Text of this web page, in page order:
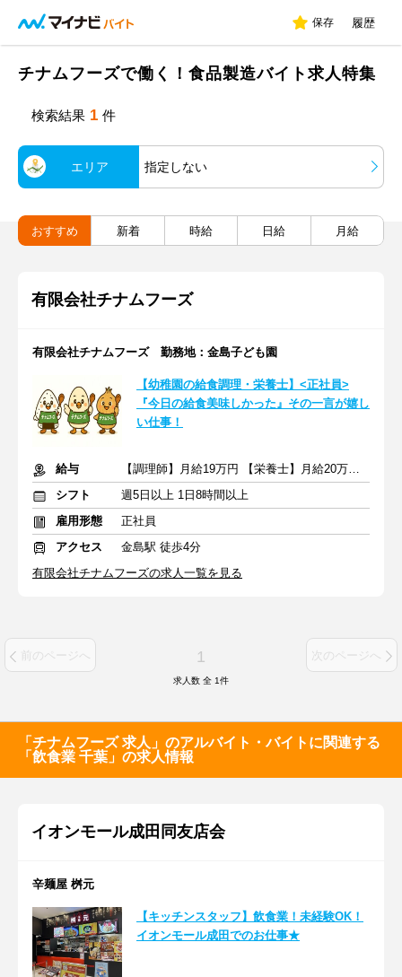
保存 履歴
チナムフーズで働く！食品製造バイト求人特集
検索結果 1 件
エリア 指定しない
おすすめ 新着 時給 日給 月給
有限会社チナムフーズ
有限会社チナムフーズ 勤務地：金島子ども園
【幼稚園の給食調理・栄養士】<正社員>
『今日の給食美味しかった』その一言が嬉し
い仕事！
給与
【調理師】月給19万円 【栄養士】月給20万円 ＋ 交通費
シフト
週5日以上 1日8時間以上
雇用形態
正社員
アクセス
金島駅 徒歩4分
有限会社チナムフーズの求人一覧を見る
前のページへ 1 次のページへ
求人数 全 1件
「チナムフーズ 求人」のアルバイト・バイトに関連する
「飲食業 千葉」の求人情報
イオンモール成田同友店会
辛麺屋 桝元
【キッチンスタッフ】飲食業！未経験OK！
イオンモール成田でのお仕事★